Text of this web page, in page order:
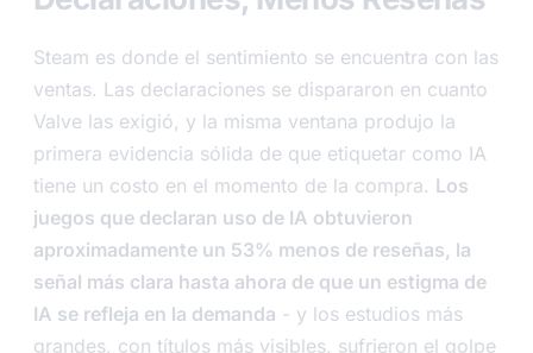
Steam es donde el sentimiento se encuentra con las
ventas. Las declaraciones se dispararon en cuanto
Valve las exigió, y la misma ventana produjo la
primera evidencia sólida de que etiquetar como IA
tiene un costo en el momento de la compra. Los
juegos que declaran uso de IA obtuvieron
aproximadamente un 53% menos de reseñas, la
señal más clara hasta ahora de que un estigma de
IA se refleja en la demanda - y los estudios más
grandes, con títulos más visibles, sufrieron el golpe